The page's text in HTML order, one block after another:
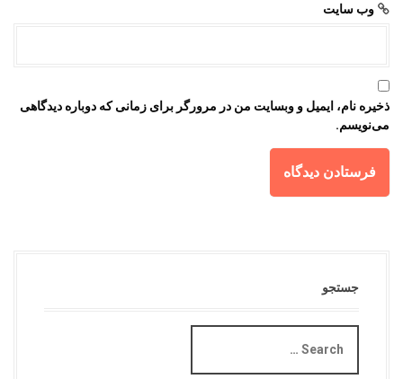
وب‌ سایت
ذخیره نام، ایمیل و وبسایت من در مرورگر برای زمانی که دوباره دیدگاهی
می‌نویسم.
جستجو
a